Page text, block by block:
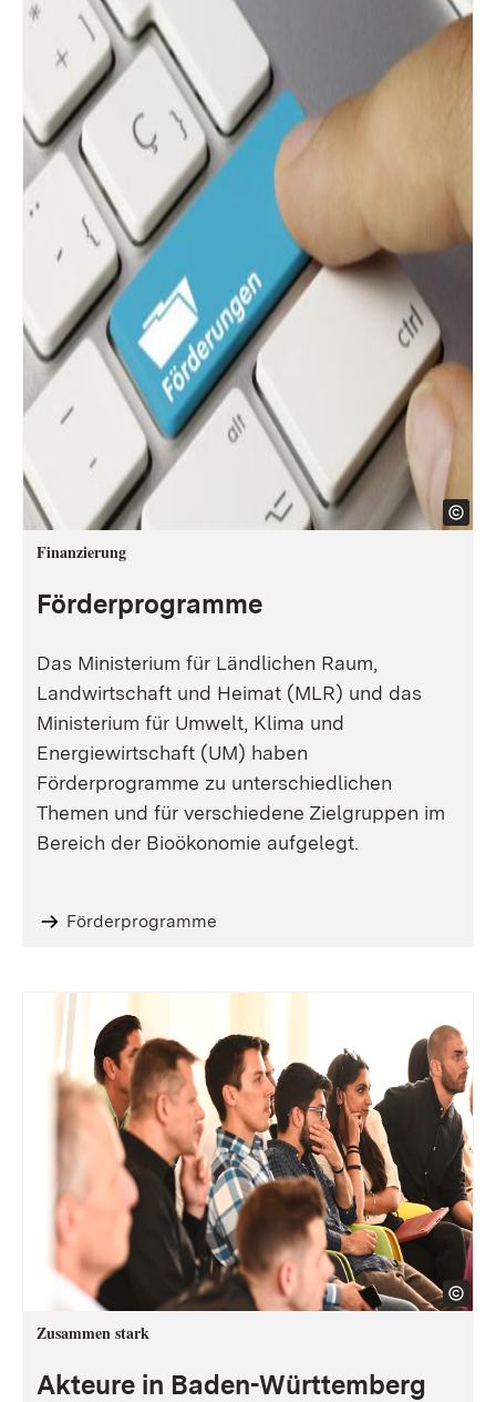
Finanzierung
Förderprogramme
Das Ministerium für Ländlichen Raum,
Landwirtschaft und Heimat (MLR) und das
Ministerium für Umwelt, Klima und
Energiewirtschaft (UM) haben
Förderprogramme zu unterschiedlichen
Themen und für verschiedene Zielgruppen im
Bereich der Bioökonomie aufgelegt.
Förderprogramme
Zusammen stark
Akteure in Baden-Württemberg